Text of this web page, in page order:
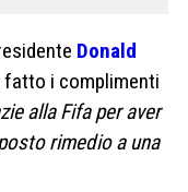
Donald
fatto i complimenti
alla Fifa per aver
rimedio a una